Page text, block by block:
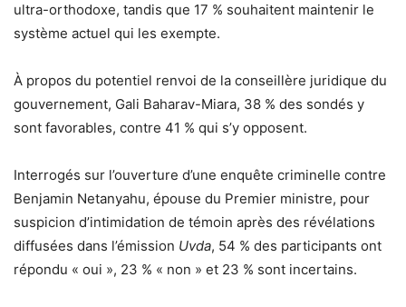
ultra-orthodoxe, tandis que 17 % souhaitent maintenir le
système actuel qui les exempte.
À propos du potentiel renvoi de la conseillère juridique du
gouvernement, Gali Baharav-Miara, 38 % des sondés y
sont favorables, contre 41 % qui s’y opposent.
Interrogés sur l’ouverture d’une enquête criminelle contre
Benjamin Netanyahu, épouse du Premier ministre, pour
suspicion d’intimidation de témoin après des révélations
diffusées dans l’émission Uvda, 54 % des participants ont
répondu « oui », 23 % « non » et 23 % sont incertains.